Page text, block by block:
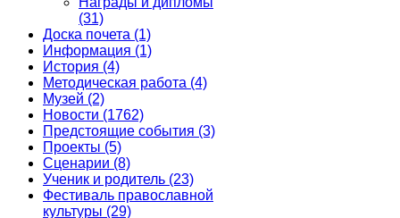
(31)
Доска почета (1)
Информация (1)
История (4)
Методическая работа (4)
Музей (2)
Новости (1762)
Предстоящие события (3)
Проекты (5)
Сценарии (8)
Ученик и родитель (23)
Фестиваль православной
культуры (29)